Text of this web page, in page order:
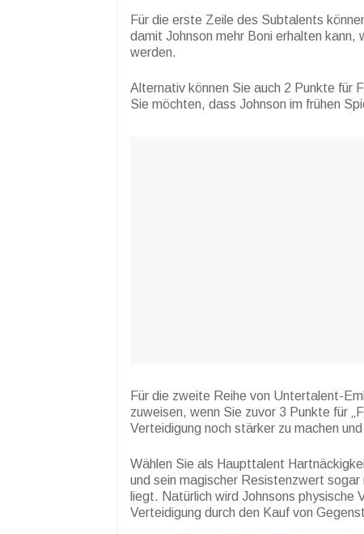
Für die erste Zeile des Subtalents
damit Johnson mehr Boni erhalten kann,
werden.
Alternativ können Sie auch 2 Punkte für
Sie möchten, dass Johnson im frühen
Für die zweite Reihe von Untertalent-
zuweisen, wenn Sie zuvor 3 Punkte für
Verteidigung noch stärker zu machen
Wählen Sie als Haupttalent
und sein magischer Resistenzwert
liegt. Natürlich wird Johnsons physische
Verteidigung durch den Kauf von